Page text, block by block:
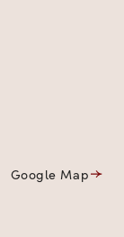
Google Map